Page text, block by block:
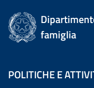
famiglia
POLITICHE E